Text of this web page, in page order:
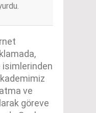
isimlerinden
ve
göreve